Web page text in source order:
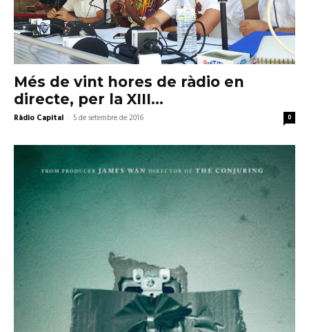
Més de vint hores de ràdio en
directe, per la XIII...
Ràdio Capital - 5 de setembre de 2016 0